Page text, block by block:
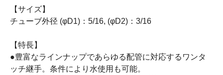
【サイズ】
チューブ外径 (φD1)：5/16, (φD2)：3/16
【特長】
●豊富なラインナップであらゆる配管に対応するワンタ
ッチ継手。条件により水使用も可能。